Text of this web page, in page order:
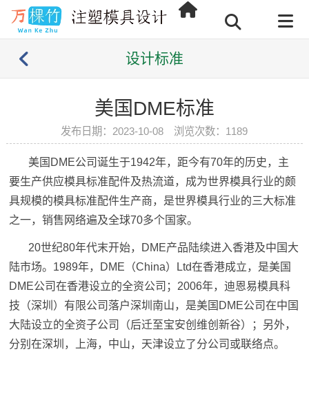
设计标准
美国DME标准
发布日期：2023-10-08 浏览次数： 1189
美国DME公司诞生于1942年，距今有70年的历史，主
要生产供应模具标准配件及热流道，成为世界模具行业的颇
具规模的模具标准配件生产商，是世界模具行业的三大标准
之一，销售网络遍及全球70多个国家。
20世纪80年代末开始，DME产品陆续进入香港及中国大
陆市场。1989年，DME（China）Ltd在香港成立，是美国
DME公司在香港设立的全资公司；2006年，迪恩易模具科
技（深圳）有限公司落户深圳南山，是美国DME公司在中国
大陆设立的全资子公司（后迁至宝安创维创新谷）；另外，
分别在深圳，上海，中山，天津设立了分公司或联络点。